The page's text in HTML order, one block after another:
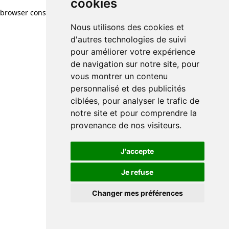
cookies
Nous utilisons des cookies et
d'autres technologies de suivi
pour améliorer votre expérience
de navigation sur notre site, pour
vous montrer un contenu
personnalisé et des publicités
ciblées, pour analyser le trafic de
notre site et pour comprendre la
provenance de nos visiteurs.
J'accepte
Je refuse
Changer mes préférences
browser console for more information)